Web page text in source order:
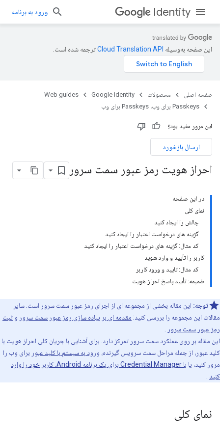
Identity ورود به برنامه
این صفحه به‌وسیله ترجمه شده است.
صفحه اصلی محصولات Google Identity
Web guides
Passkeys برای وب، Passkeys برای وب
این مرور مفید بود؟
ارسال بازخورد
احراز هویت رمز عبور سمت سرور
در این صفحه
نمای کلی
چالش را ایجاد کنید
گزینه های درخواست اعتبار را ایجاد کنید
کد مثال: گزینه های درخواست اعتبار را ایجاد کنید
کاربر را تأیید و وارد شوید
کد مثال: تایید و ورود کاربر
ضمیمه: تأیید پاسخ احراز هویت
توجه: این مقاله بخشی از مجموعه ای از اجرای رمز عبور سمت سرور است. سایر
مقالات این مجموعه را بررسی کنید: مقدمه ای بر پیاده سازی رمز عبور سمت سرور و ثبت
رمز عبور سمت سرور
این مقاله بر روی عملکرد سمت سرور تمرکز دارد. برای آشنایی با جریان کلی احراز هویت با
کلید عبور، از جمله مراحل سمت سرویس گیرنده، ورود به سیستم با کلید عبور برای وب را
مرور کنید، یا
با Credential Manager برای یک برنامه Android، کاربر خود را وارد
کنید
نمای کلی